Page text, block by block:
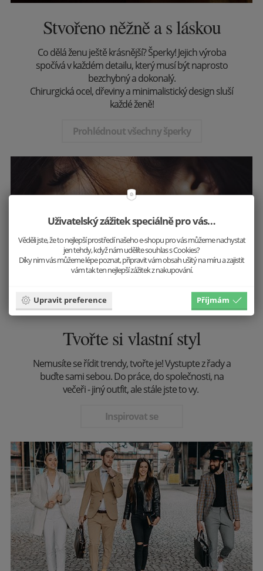
Stvořeno něžně a s láskou
Co dělá ženu ještě krásnější? Šperky! Jejich výroba
spočívá v každém detailu, který musí být naprosto
bezchybný a dokonalý.
Chirurgická ocel, dřeviny a minimalistický design sluší
každé ženě!
Prohlédnout všechny šperky
Tvořte si vlastní styl
Nemusíte se řídit trendy, tvořte je! Vystupte z řady a
buďte sami sebou. Do práce, do společnosti, na
večeři - jiný outfit, ale stále jste to vy.
Inspirovat se
Uživatelský zážitek speciálně pro vás…
Věděli jste, že to nejlepší prostředí našeho e-shopu pro vás můžeme nachystat
jen tehdy, když nám udělíte souhlas s Cookies?
Díky nim vás můžeme lépe poznat, připravit vám obsah ušitý na míru a zajistit
vám tak ten nejlepší zážitek z nakupování.
Upravit preference Příjmám